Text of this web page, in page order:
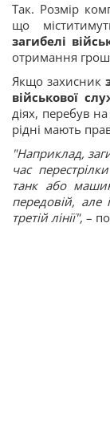
Так. Розмір
що
загибелі
отримання
Якщо захисник
військової
діях, перебув
рідні мають
"Наприклад,
час
танк або
передовій, але
третій лінії", –